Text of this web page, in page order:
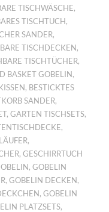
TISCHWÄSCHE,
TISCHTUCH,
SANDER,
TISCHDECKEN,
TISCHTÜCHER,
BASKET GOBELIN,
, BESTICKTES
SANDER,
,GARTEN TISCHSETS,
,
,
,GESCHIRRTUCH
,GOBELIN
,GOBELIN DECKEN,
,GOBELIN
PLATZSETS,